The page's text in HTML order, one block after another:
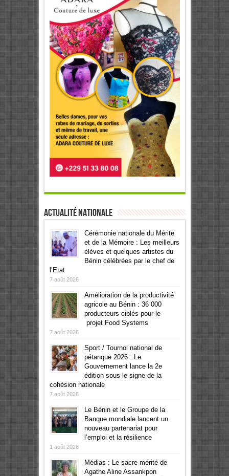
Actualité Nationale
Cérémonie nationale du Mérite
et de la Mémoire : Les meilleurs
élèves et quelques artistes du
Bénin célébrées par le chef de
l’Etat
7 août 2026
Amélioration de la productivité
agricole au Bénin : 36 000
producteurs ciblés pour le
projet Food Systems
7 août 2026
Sport / Tournoi national de
pétanque 2026 : Le
Gouvernement lance la 2e
édition sous le signe de la
cohésion nationale
7 août 2026
Le Bénin et le Groupe de la
Banque mondiale lancent un
nouveau partenariat pour
l’emploi et la résilience
1 août 2026
Médias : Le sacre mérité de
Agathe Aline Assankpon